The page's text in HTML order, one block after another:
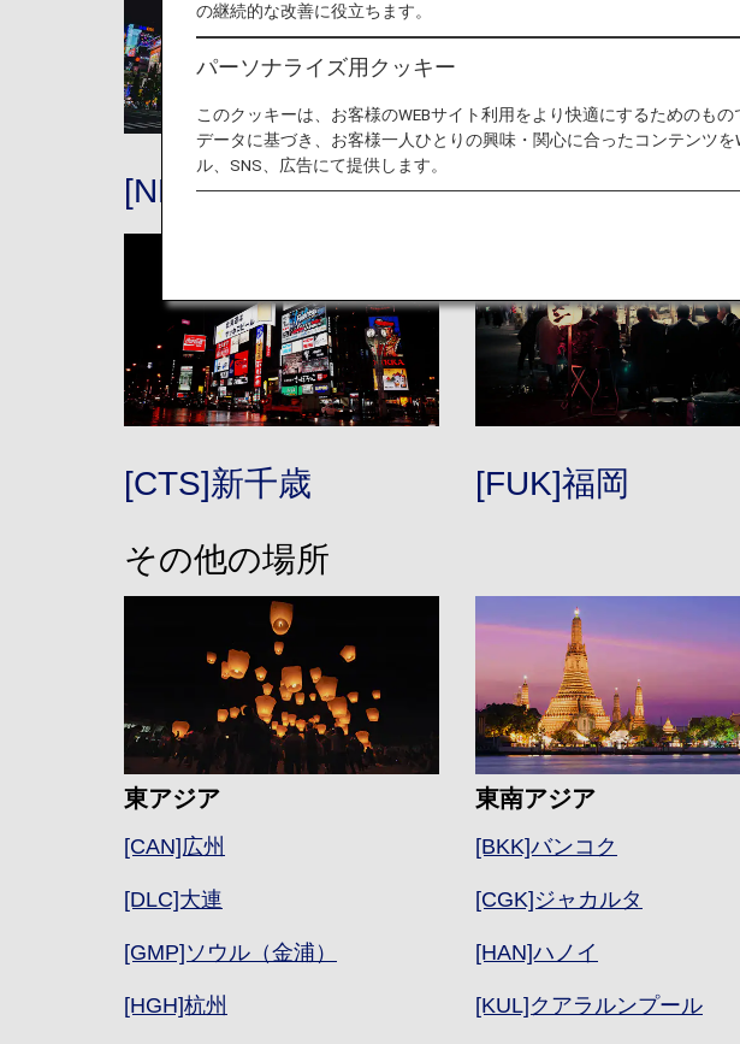
[NRT]成田 [HND]羽田
[CTS]新千歳 [FUK]福岡
その他の場所
東アジア
[CAN]広州
[DLC]大連
[GMP]ソウル（金浦）
[HGH]杭州
東南アジア
[BKK]バンコク
[CGK]ジャカルタ
[HAN]ハノイ
[KUL]クアラルンプール
の継続的な改善に役立ちます。
パーソナライズ用クッキー
このクッキーは、お客様のWEBサイト利用をより快適にするためのも
データに基づき、お客様一人ひとりの興味・関心に合ったコンテンツを
ル、SNS、広告にて提供します。